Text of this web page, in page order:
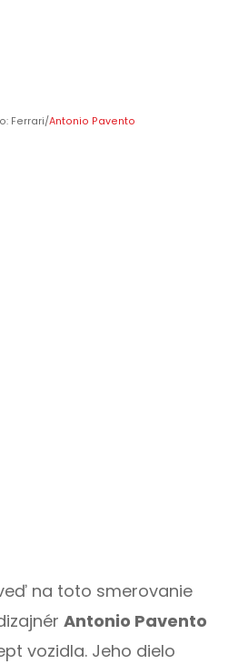
Ferrari/Antonio Pavento
na toto smerovanie
Antonio Pavento
vozidla. Jeho dielo